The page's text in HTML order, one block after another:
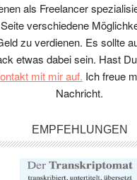
als Freelancer
verschiedene
zu verdienen. Es sollte
etwas dabei sein. Hast
mit mir auf. Ich freue
Nachricht.
EMPFEHLUNGEN